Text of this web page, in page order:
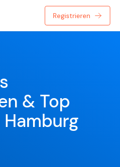
Registrieren
& Top